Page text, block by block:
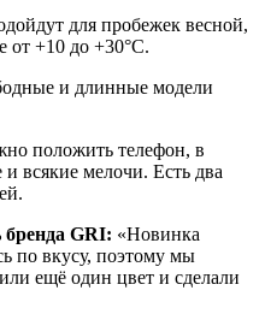
для пробежек весной,
от +10 до +30°C.
и длинные модели
положить телефон, в
всякие мелочи. Есть два
бренда GRI: «Новинка
по вкусу, поэтому мы
ещё один цвет и сделали